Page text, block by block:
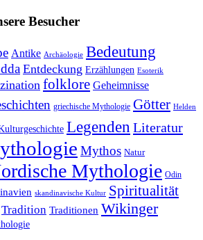
Besucher
Antike Archäologie Bedeutung
Entdeckung Erzählungen Esoterik
folklore Geheimnisse
griechische Mythologie Götter Helden
Legenden Literatur
Mythos Natur
Mythologie Odin
skandinavische Kultur Spiritualität
Tradition Traditionen Wikinger